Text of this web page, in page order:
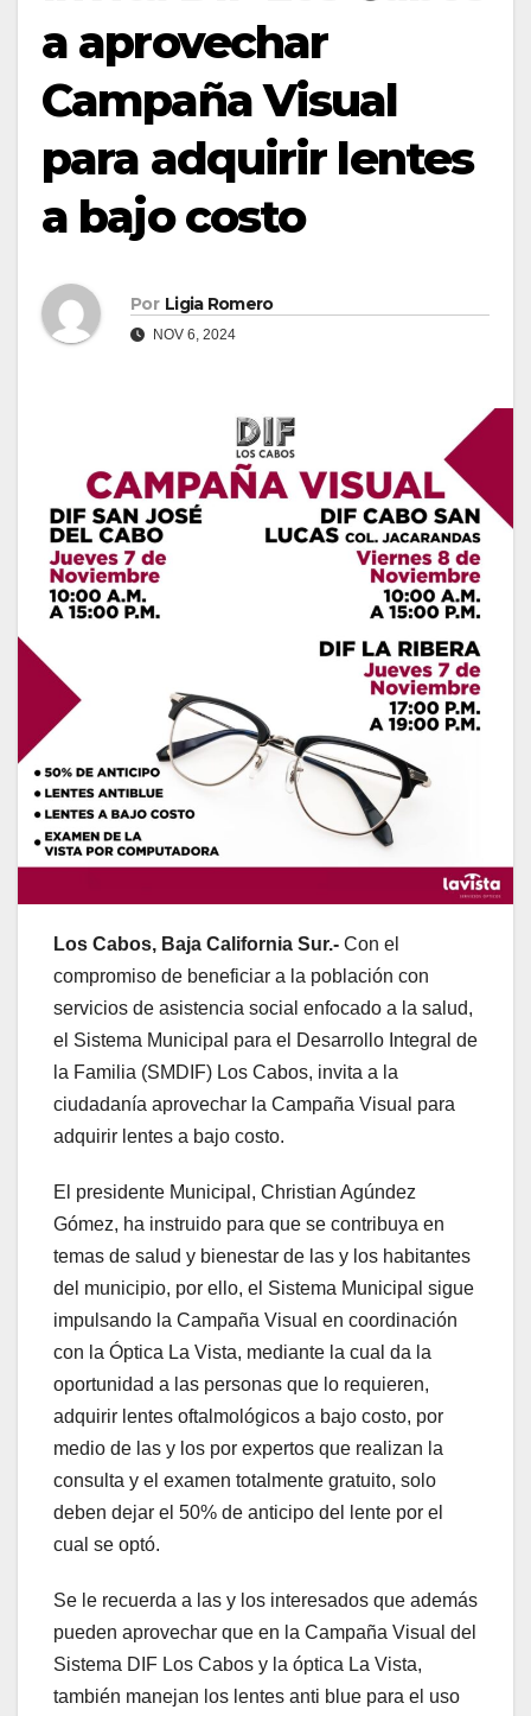
a aprovechar
Campaña Visual
para adquirir lentes
a bajo costo
Por Ligia Romero
NOV 6, 2024
Los Cabos, Baja California Sur.- Con el
compromiso de beneficiar a la población con
servicios de asistencia social enfocado a la salud,
el Sistema Municipal para el Desarrollo Integral de
la Familia (SMDIF) Los Cabos, invita a la
ciudadanía aprovechar la Campaña Visual para
adquirir lentes a bajo costo.
El presidente Municipal, Christian Agúndez
Gómez, ha instruido para que se contribuya en
temas de salud y bienestar de las y los habitantes
del municipio, por ello, el Sistema Municipal sigue
impulsando la Campaña Visual en coordinación
con la Óptica La Vista, mediante la cual da la
oportunidad a las personas que lo requieren,
adquirir lentes oftalmológicos a bajo costo, por
medio de las y los por expertos que realizan la
consulta y el examen totalmente gratuito, solo
deben dejar el 50% de anticipo del lente por el
cual se optó.
Se le recuerda a las y los interesados que además
pueden aprovechar que en la Campaña Visual del
Sistema DIF Los Cabos y la óptica La Vista,
también manejan los lentes anti blue para el uso